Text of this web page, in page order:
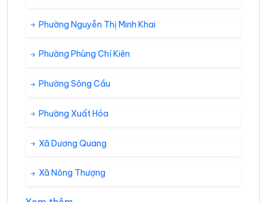
Phường Nguyễn Thị Minh Khai
Phường Phùng Chí Kiên
Phường Sông Cầu
Phường Xuất Hóa
Xã Dương Quang
Xã Nông Thượng